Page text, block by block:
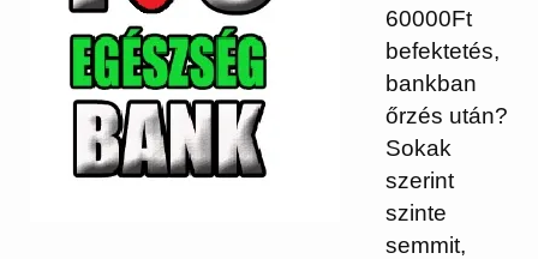
60000Ft
befektetés,
bankban
őrzés után?
Sokak
szerint
szinte
semmit,